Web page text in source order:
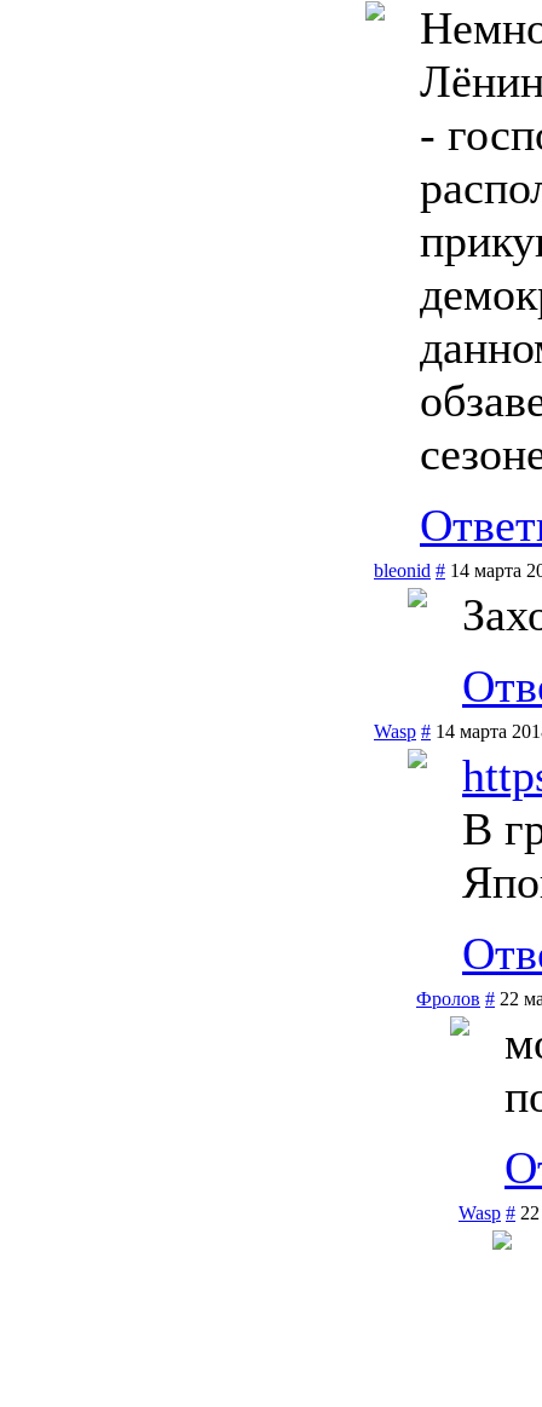
-
bleonid # 14 марта
Wasp # 14 марта
В
Фролов # 22
Wasp #